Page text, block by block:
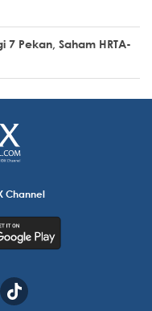
7 Pekan, Saham HRTA-
Channel